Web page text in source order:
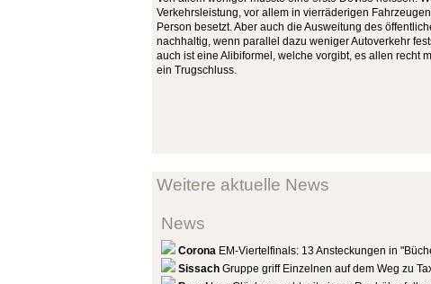
Verkehrsleistung, vor allem in vierräderigen
Person besetzt. Aber auch die Ausweitung des
nachhaltig, wenn parallel dazu weniger Autoverkehr
auch ist eine Alibiformel, welche vorgibt, es allen recht
ein Trugschluss.
Weitere aktuelle News
News
Corona EM-Viertelfinals: 13 Ansteckungen in
Sissach Gruppe griff Einzelnen auf dem Weg zu